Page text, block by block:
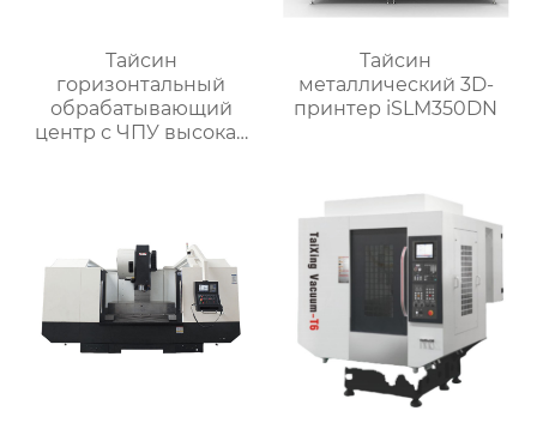
Тайсин
горизонтальный
обрабатывающий
центр с ЧПУ высокая
Тайсин
металлический 3D-
принтер iSLM350DN